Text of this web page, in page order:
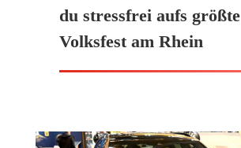
du stressfrei aufs größte
Volksfest am Rhein